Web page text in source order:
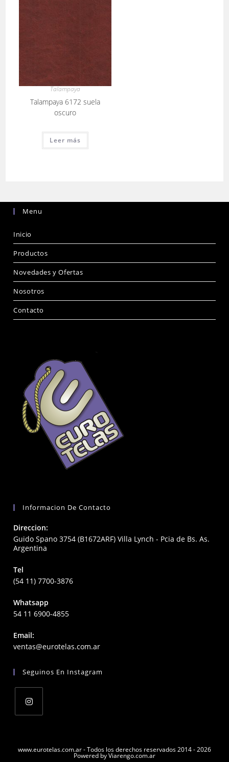
Talampaya
Talampaya 6172 suela
oscuro
Leer más
Menu
Inicio
Productos
Novedades y Ofertas
Nosotros
Contacto
Informacion De Contacto
Direccion:
Guido Spano 3754 (B1672ARF) Villa Lynch - Pcia de Bs. As.
Argentina
Tel
(54 11) 7700-3876
Whatsapp
54 11 6900-4855
Email:
ventas@eurotelas.com.arOpens
application
Seguinos En Instagram
awww.eurotelas.com.ar - Todos los derechos reservados 2014 - 2026
Powered by Viarengo.com.ar